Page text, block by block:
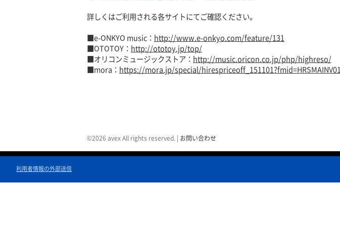
詳しくはご利用される各サイトにてご確認ください。
■e-ONKYO music： http://www.e-onkyo.com/feature/131
■OTOTOY： http://ototoy.jp/top/
■オリコンミュージックストア： http://music.oricon.co.jp/php/highreso/
■mora： https://mora.jp/special/hirespriceoff_151101?fmid=HRSMAINV01
©2026 avex All rights reserved. お問い合わせ
利用者情報の外部送信